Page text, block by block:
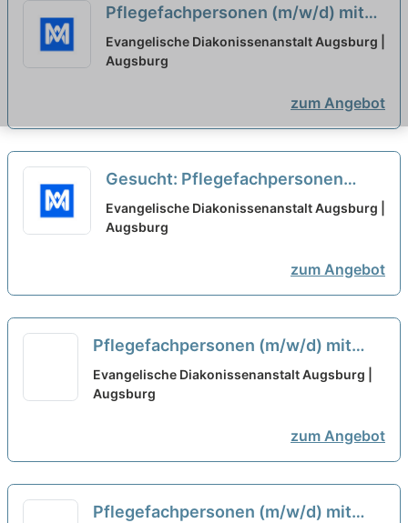
Pflegefachpersonen (m/w/d) mit
Ausbildung als Pflegefachkraft
oder Gesundheits- und
Evangelische Diakonissenanstalt Augsburg |
Augsburg
zum Angebot
Gesucht: Pflegefachpersonen
(m/w/d) mit Ausbildung als
Pflegefachkraft oder Gesundheits-
Evangelische Diakonissenanstalt Augsburg |
Augsburg
zum Angebot
Pflegefachpersonen (m/w/d) mit
Ausbildung als Pflegefachkraft oder
Gesundheits- und
Diakonissenanstalt Augsburg neu
Evangelische Diakonissenanstalt Augsburg |
Augsburg
zum Angebot
Pflegefachpersonen (m/w/d) mit